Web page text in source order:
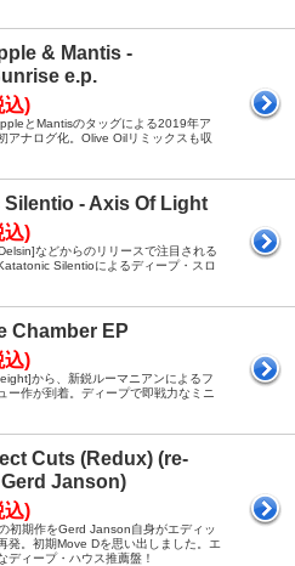
& Mantis -
e.p.
込)
とMantisのタッグによる2019年ア
アナログ化。Olive Oilリミックスも収
Silentio - Axis Of Light
込)
などからのリリースで注目される
Silentioによるディープ・スロ
Chamber EP
込)
から、新鋭ルーマニアンによるフ
ー作が到着。ディープで即戦力なミニ
Cuts (Redux) (re-
Janson)
込)
初期作をGerd Janson自身がエディッ
発。初期Move Dを思い出しました。エ
ディープ・ハウス推薦盤！